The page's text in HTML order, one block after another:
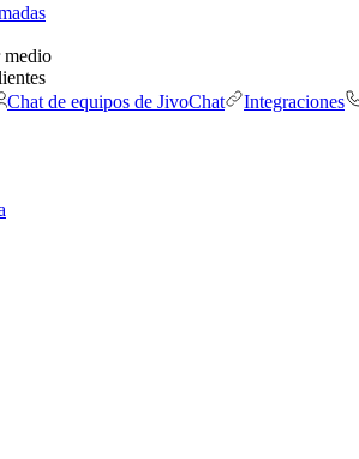
medio
Chat de equipos de JivoChat Integraciones